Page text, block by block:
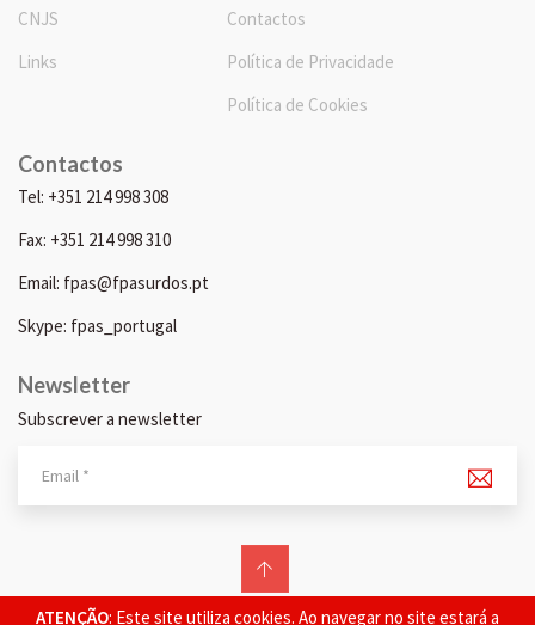
ATENÇÃO: Este site utiliza cookies. Ao navegar no site estará a
CNJS
Links
Contactos
Política de Privacidade
Política de Cookies
Contactos
Tel: +351 214 998 308
Fax: +351 214 998 310
Email: fpas@fpasurdos.pt
Skype: fpas_portugal
Newsletter
Subscrever a newsletter
© 2026 FPAS. Todos os direitos reservados.